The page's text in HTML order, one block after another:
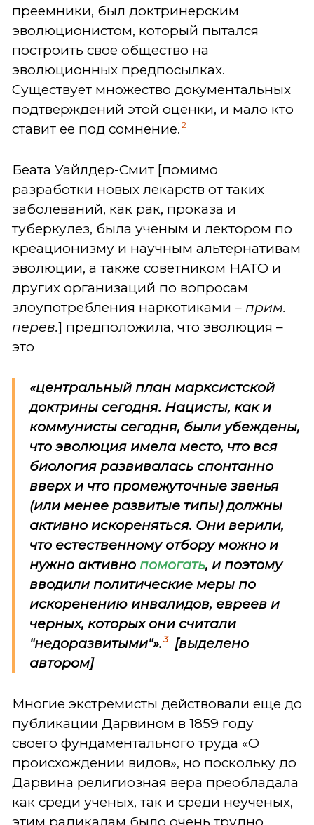
преемники, был доктринерским
эволюционистом, который пытался
построить свое общество на
эволюционных предпосылках.
Существует множество документальных
подтверждений этой оценки, и мало кто
ставит ее под сомнение. 2
Беата Уайлдер-Смит [помимо
разработки новых лекарств от таких
заболеваний, как рак, проказа и
туберкулез, была ученым и лектором по
креационизму и научным альтернативам
эволюции, а также советником НАТО и
других организаций по вопросам
злоупотребления наркотиками – прим.
перев.] предположила, что эволюция –
это
«центральный план марксистской
доктрины сегодня. Нацисты, как и
коммунисты сегодня, были убеждены,
что эволюция имела место, что вся
биология развивалась спонтанно
вверх и что промежуточные звенья
(или менее развитые типы) должны
активно искореняться. Они верили,
что естественному отбору можно и
нужно активно помогать, и поэтому
вводили политические меры по
искоренению инвалидов, евреев и
черных, которых они считали
"недоразвитыми"». 3
[выделено
автором]
Многие экстремисты действовали еще до
публикации Дарвином в 1859 году
своего фундаментального труда «О
происхождении видов», но поскольку до
Дарвина религиозная вера преобладала
как среди ученых, так и среди неученых,
этим радикалам было очень трудно